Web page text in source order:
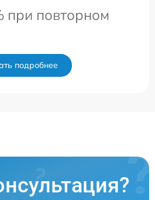
при повторном
подробнее